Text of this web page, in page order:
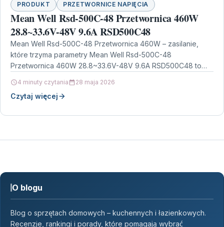
PRODUKT PRZETWORNICE NAPIĘCIA
Mean Well Rsd-500C-48 Przetwornica 460W
28.8~33.6V-48V 9.6A RSD500C48
Mean Well Rsd-500C-48 Przetwornica 460W – zasilanie,
które trzyma parametry Mean Well Rsd-500C-48
Przetwornica 460W 28.8~33.6V-48V 9.6A RSD500C48 to
4 minuty czytania 28 maja 2026
Czytaj więcej
O blogu
Blog o sprzętach domowych – kuchennych i łazienkowych.
Recenzje, rankingi i porady, które pomagają wybrać